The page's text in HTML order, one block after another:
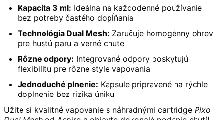
Kapacita 3 ml: Ideálna na každodenné používanie
bez potreby častého dopĺňania
Technológia Dual Mesh: Zaručuje homogénny ohrev
pre hustú paru a verné chute
Rôzne odpory: Integrované odpory poskytujú
flexibilitu pre rôzne style vapovania
Jednoduché plnenie: Kapsule pripravené na rýchle
doplnenie bez rizika úniku
Užite si kvalitné vapovanie s náhradnými cartridge Pixo